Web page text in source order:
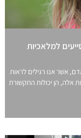
למלאכיות
אשר אנו רגילים לראות
הן יכולות התקשורת